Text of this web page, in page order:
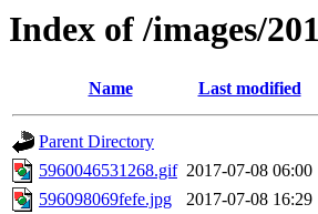
Index of /images/
Name Last modified
Parent Directory
5960046531268.gif 2017-07-08 06:00
596098069fefe.jpg
2017-07-08 16:29